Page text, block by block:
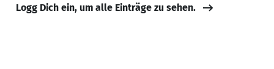
Logg Dich ein, um alle Einträge zu sehen.